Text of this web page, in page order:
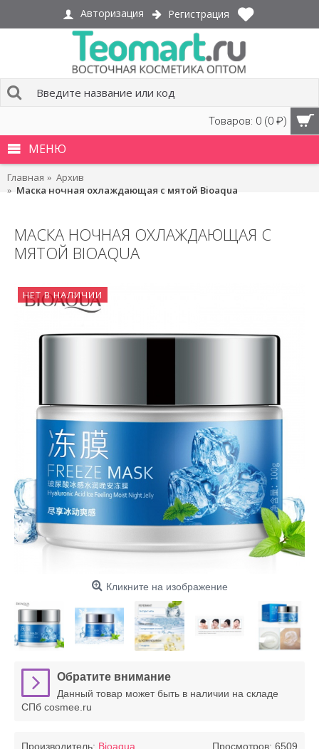
Авторизация Регистрация
Товаров: 0 (0 ₽)
МЕНЮ
Главная
Архив
Маска ночная охлаждающая с мятой Bioaqua
МАСКА НОЧНАЯ ОХЛАЖДАЮЩАЯ С
МЯТОЙ BIOAQUA
НЕТ В НАЛИЧИИ
Кликните на изображение
Обратите внимание
Данный товар может быть в наличии на складе
СПб cosmee.ru
Просмотров: 6509
Производитель: Bioaqua